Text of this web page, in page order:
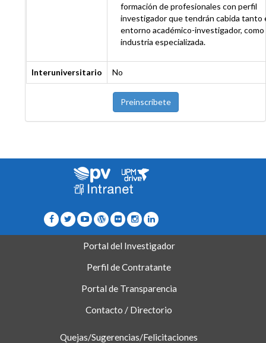
formación de profesionales con perfil
investigador que tendrán cabida tanto
entorno académico-investigador, como
industria especializada.
Interuniversitario No
Preinscríbete
Portal del Investigador
Perfil de Contratante
Portal de Transparencia
Contacto / Directorio
Quejas/Sugerencias/Felicitaciones